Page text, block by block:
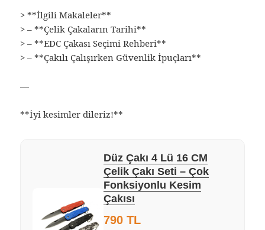
> **İlgili Makaleler**
> – **Çelik Çakaların Tarihi**
> – **EDC Çakası Seçimi Rehberi**
> – **Çakılı Çalışırken Güvenlik İpuçları**
—
**İyi kesimler dileriz!**
Düz Çakı 4 Lü 16 CM
Çelik Çakı Seti – Çok
Fonksiyonlu Kesim
Çakısı
790 TL